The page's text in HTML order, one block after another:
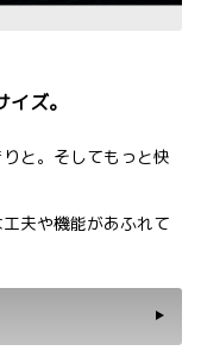
ズ。
と。そしてもっと快
夫や機能があふれて